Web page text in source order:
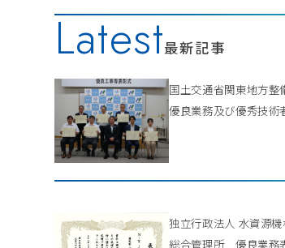
Latest最新記事
国土交通省関東地方
優良業務及び優秀技術
独立行政法人 水資源
総合管理所 優良業務